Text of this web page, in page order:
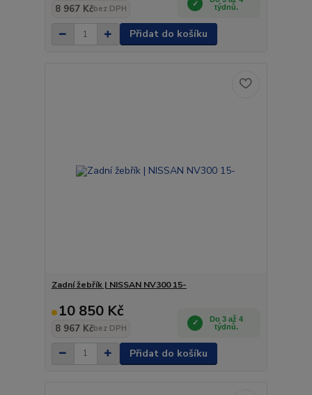
8 967 Kčbez DPH
týdnů.
Přidat do košíku
Zadní žebřík | NISSAN NV300 15-
10 850 Kč
8 967 Kčbez DPH
Do 3 až 4
týdnů.
Přidat do košíku